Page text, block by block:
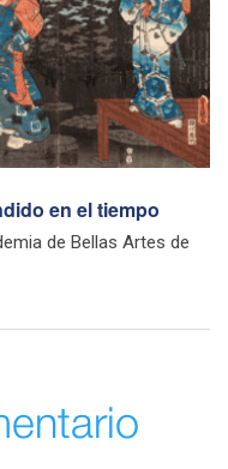
en el tiempo
de Bellas Artes de